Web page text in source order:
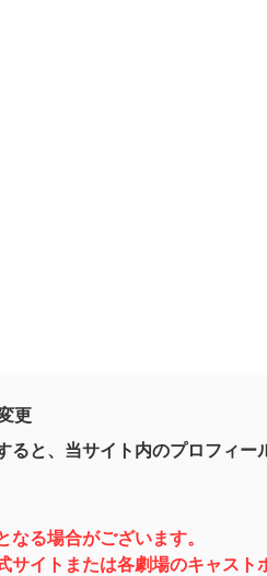
更
ると、当サイト内のプロフィー
る場合がございます。
サイトまたは各劇場のキャスト